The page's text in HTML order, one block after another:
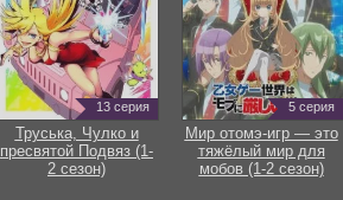
13 серия
Труська, Чулко и
пресвятой Подвяз (1-
2 сезон)
5 серия
Мир отомэ-игр — это
тяжёлый мир для
мобов (1-2 сезон)